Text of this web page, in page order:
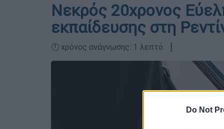
Do Not
Νεκρός 20χρονος
εκπαίδευσης στη
🕛 χρόνος ανάγνωσης: 1 λεπτό ┋